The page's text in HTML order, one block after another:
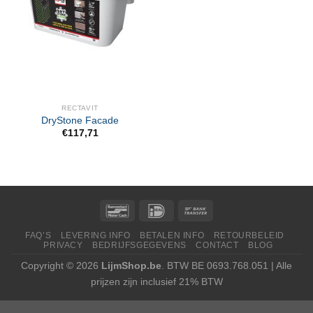
RECTAVIT
DryStone Facade
€117,71
FAQ’S LEVERING INFO BETALEN INFO
RETOURBELEID
PRIVACY
BEDRIJFSGEGEVENS CONTACT BLOG
Copyright © 2026 LijmShop.be . BTW BE 0693.768.051 | Alle
prijzen zijn inclusief 21% BTW